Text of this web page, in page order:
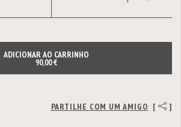
ADICIONAR AO CARRINHO
90,00 €
PARTILHE COM UM AMIGO [ ]